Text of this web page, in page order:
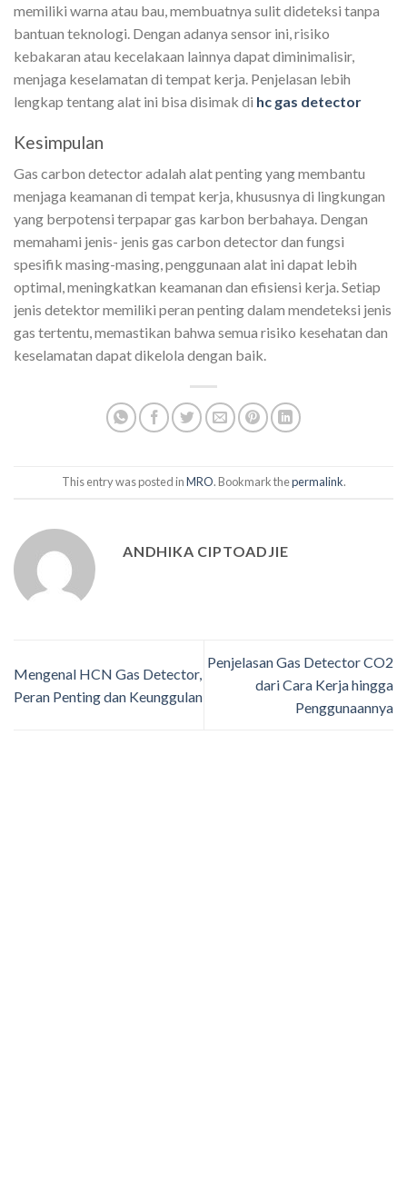
memiliki warna atau bau, membuatnya sulit dideteksi tanpa
bantuan teknologi. Dengan adanya sensor ini, risiko
kebakaran atau kecelakaan lainnya dapat diminimalisir,
menjaga keselamatan di tempat kerja. Penjelasan lebih
lengkap tentang alat ini bisa disimak di hc gas detector
Kesimpulan
Gas carbon detector adalah alat penting yang membantu
menjaga keamanan di tempat kerja, khususnya di lingkungan
yang berpotensi terpapar gas karbon berbahaya. Dengan
memahami jenis- jenis gas carbon detector dan fungsi
spesifik masing-masing, penggunaan alat ini dapat lebih
optimal, meningkatkan keamanan dan efisiensi kerja. Setiap
jenis detektor memiliki peran penting dalam mendeteksi jenis
gas tertentu, memastikan bahwa semua risiko kesehatan dan
keselamatan dapat dikelola dengan baik.
This entry was posted inMRO. Bookmark thepermalink.
ANDHIKA CIPTOADJIE
Mengenal HCN Gas Detector,
Peran Penting dan Keunggulan
Penjelasan Gas Detector CO2
dari Cara Kerja hingga
Penggunaannya